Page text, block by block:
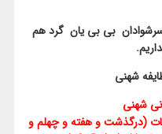
سرشوادان بی بی یان گرد هم
شهنی
شهنی
(درگذشت و هفته و چهلم و